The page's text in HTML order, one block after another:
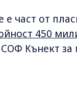
част от
450
Кънект